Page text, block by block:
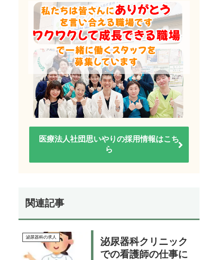
医療法人社団思いやりの採用情報はこち
ら
関連記事
泌尿器科の求人
泌尿器科クリニック
での看護師の仕事に